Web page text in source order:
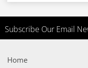
Subscribe Our Email
Home